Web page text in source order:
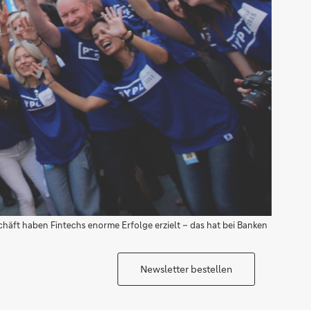
haben Fintechs enorme Erfolge erzielt – das hat bei Banken
Newsletter bestellen